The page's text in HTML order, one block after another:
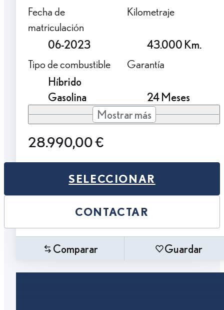
Fecha de
matriculación
06-2023
Kilometraje
43.000 Km.
Tipo de combustible
Híbrido
Gasolina
Garantía
24 Meses
Mostrar más
28.990,00 €
SELECCIONAR
CONTACTAR
Comparar Guardar